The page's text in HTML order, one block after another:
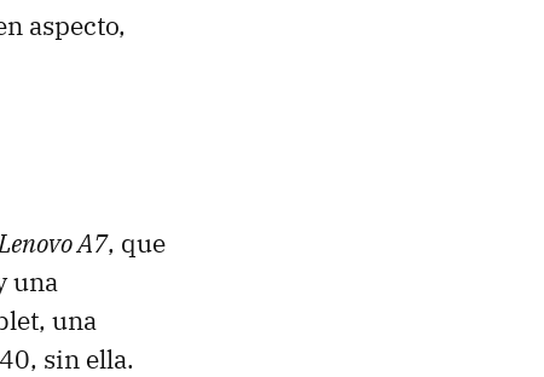
aspecto,
A7, que
una
una
sin ella.